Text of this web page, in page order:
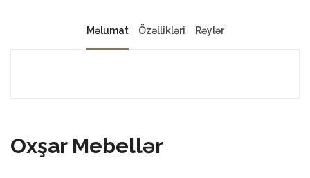
Məlumat Özəllikləri Rəylər
Oxşar Mebellər